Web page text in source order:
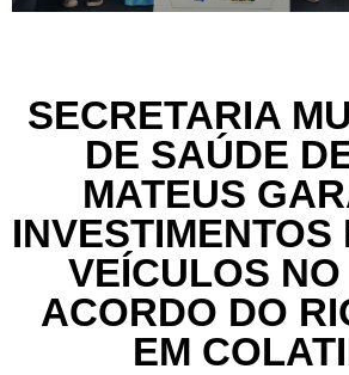
SECRETARIA
DE SAÚDE
MATEUS
INVESTIMENTOS
VEÍCULOS
ACORDO DO
EM